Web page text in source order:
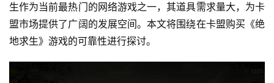
生作为当前最热门的网络游戏之一，其道具需求量大，为卡
盟市场提供了广阔的发展空间。本文将围绕在卡盟购买《绝
地求生》游戏的可靠性进行探讨。